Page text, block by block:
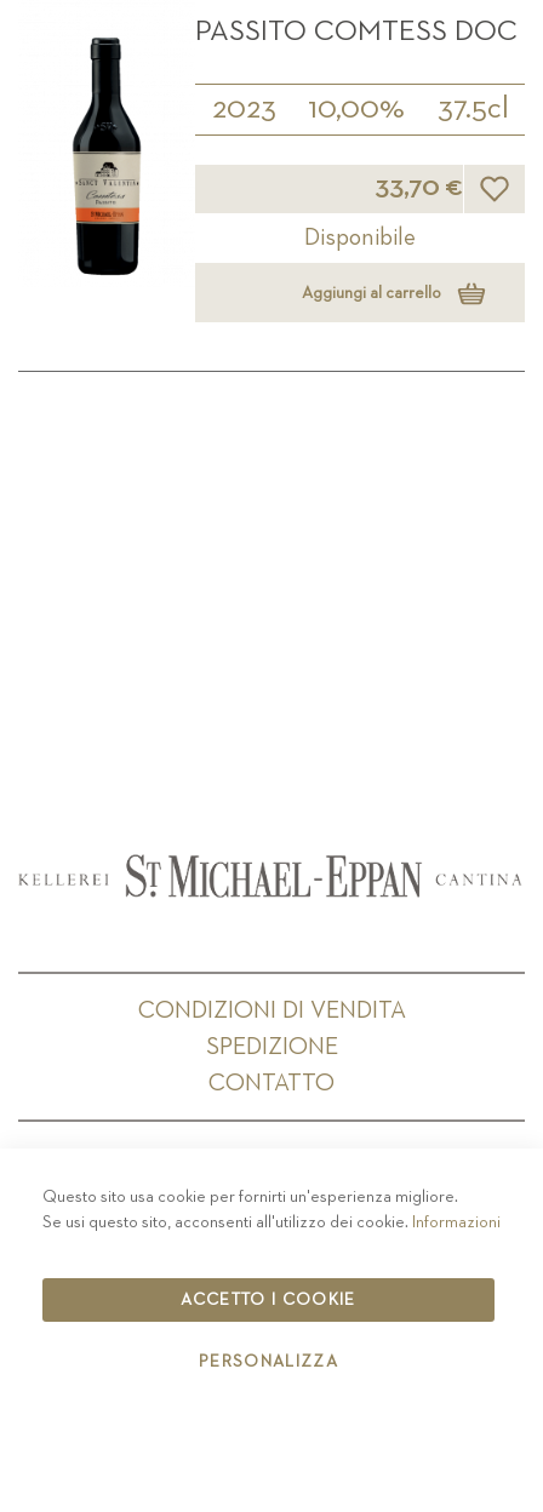
PASSITO COMTESS DOC
2023 10,00% 37.5cl
33,70 € Lista
Disponibile
Aggiungi al carrello
CONDIZIONI DI VENDITA
SPEDIZIONE
CONTATTO
PRIVACY-COLOPHON - COOKIE POLICY
CODICE ETICO
IT00126670215
Questo sito usa cookie per fornirti un'esperienza migliore.
Se usi questo sito, acconsenti all'utilizzo dei cookie. Informazioni
ACCETTO I COOKIE
PERSONALIZZA